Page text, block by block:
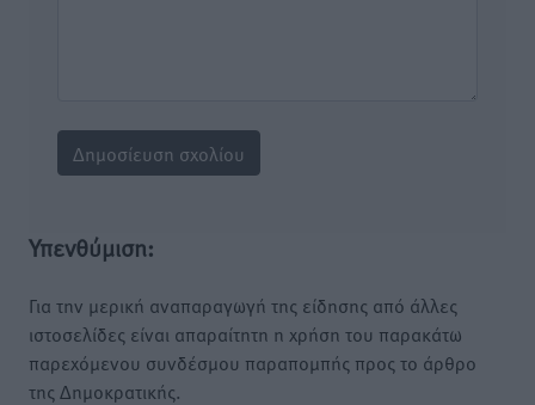
Υπενθύμιση:
Για την μερική αναπαραγωγή της είδησης από άλλες
ιστοσελίδες είναι απαραίτητη η χρήση του παρακάτω
παρεχόμενου συνδέσμου παραπομπής προς το άρθρο
της Δημοκρατικής.